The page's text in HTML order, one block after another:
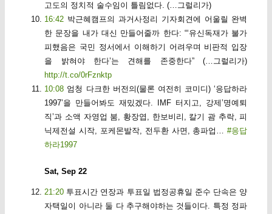
고도의 정치적 술수임이 틀림없다. (…그럴리가)
16:42 박근혜캠프의 과거사정리 기자회견에 어울릴 완벽
한 문장을 내가 대신 만들어줄까 한다: “‘유신독재가 불가
피했음은 국민 정서에서 이해하기 어려우며 비판적 입장
을 밝혀야 한다’는 견해를 존중한다” (…그럴리가)
http://t.co/0rFznktp
10:08 엄청 다크한 버전의(물론 여전히 코미디) ‘응답하라
1997’을 만들어봐도 재밌겠다. IMF 터지고, 강제’명예퇴
직’과 소액 자영업 붐, 황장엽, 한보비리, 칼기 괌 추락, 피
닉제전설 시작, 포케몬발작, 전두환 사면, 총파업…#응답
하라1997
Sat, Sep 22
21:20 투표시간 연장과 투표일 법정공휴일 준수 단속은 양
자택일이 아니라 둘 다 추구해야하는 것들이다. 특정 정파